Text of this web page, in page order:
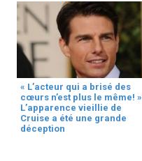
« L’acteur qui a brisé des
cœurs n’est plus le même! »
L’apparence vieillie de
Cruise a été une grande
déception